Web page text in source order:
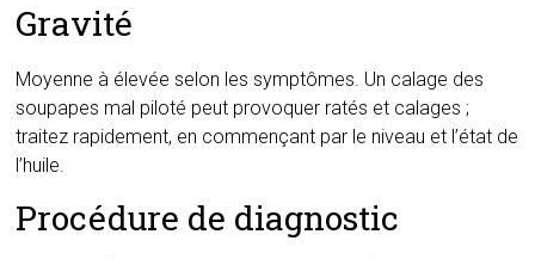
Gravité
Moyenne à élevée selon les symptômes. Un calage des
soupapes mal piloté peut provoquer ratés et calages ;
traitez rapidement, en commençant par le niveau et l’état de
l’huile.
Procédure de diagnostic